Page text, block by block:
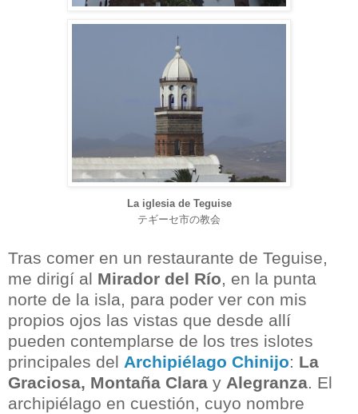
La iglesia de Teguise
テギーセ市の教会
Tras comer en un restaurante de Teguise,
me dirigí al Mirador del Río, en la punta
norte de la isla, para poder ver con mis
propios ojos las vistas que desde allí
pueden contemplarse de los tres islotes
principales del Archipiélago Chinijo: La
Graciosa, Montaña Clara y Alegranza. El
archipiélago en cuestión, cuyo nombre